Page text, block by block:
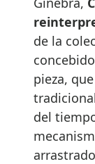
de la
pieza,
del